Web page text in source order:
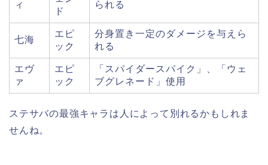
ィ
ド
られる
七海
エピ
ック
分身置き一定のダメージを与えら
れる
エヴ
ァ
エピ
ック
「スパイダースパイク」、「ウェ
ブグレネード」使用
ステサバの最強キャラは人によって別れるかもしれま
せんね。